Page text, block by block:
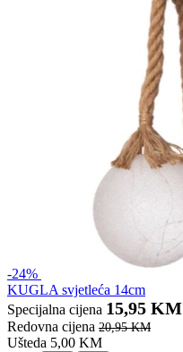
-24%
KUGLA svjetleća 14cm
Specijalna cijena 15,95 KM
Redovna cijena 20,95 KM
Ušteda 5,00 KM